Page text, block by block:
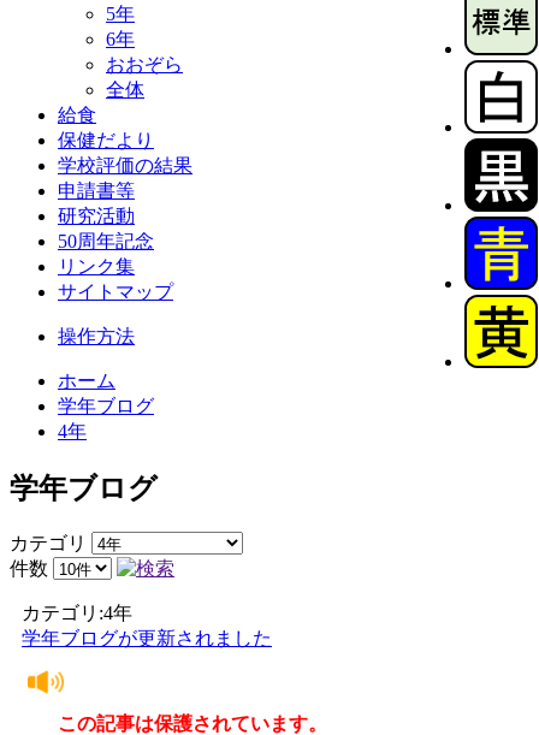
5年
6年
おおぞら
全体
給食
保健だより
学校評価の結果
申請書等
研究活動
50周年記念
リンク集
サイトマップ
操作方法
ホーム
学年ブログ
4年
学年ブログ
カテゴリ
件数
カテゴリ:4年
学年ブログが更新されました
この記事は保護されています。